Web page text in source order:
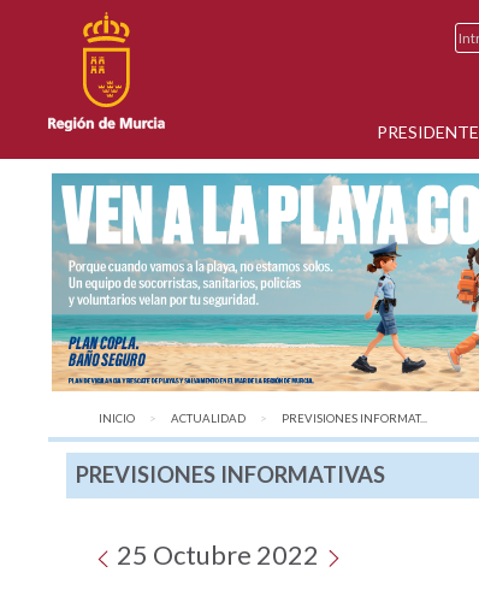
PRESIDENTE
INICIO ACTUALIDAD AQUÍ:
PREVISIONES INFORMAT...
PREVISIONES INFORMATIVAS
25 Octubre 2022